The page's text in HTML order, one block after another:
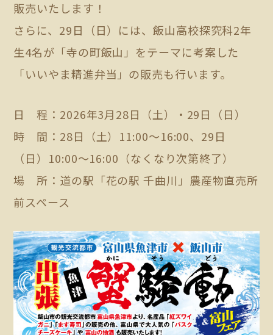
販売いたします！
さらに、29日（日）には、飯山高校探究科2年
生4名が「寺の町飯山」をテーマに考案した
「いいやま精進弁当」の販売も行います。
日 程：2026年3月28日（土）・29日（日）
時 間：28日（土）11:00～16:00、29日
（日）10:00～16:00（なくなり次第終了）
場 所：道の駅「花の駅 千曲川」農産物直売所
前スペース